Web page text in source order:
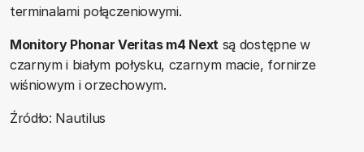
terminalami połączeniowymi.
Monitory Phonar Veritas m4 Next są dostępne w
czarnym i białym połysku, czarnym macie, fornirze
wiśniowym i orzechowym.
Źródło: Nautilus